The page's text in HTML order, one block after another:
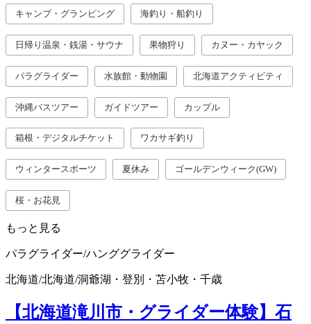
キャンプ・グランピング 海釣り・船釣り
日帰り温泉・銭湯・サウナ 果物狩り カヌー・カヤック
パラグライダー 水族館・動物園 北海道アクティビティ
沖縄バスツアー ガイドツアー カップル
箱根・デジタルチケット ワカサギ釣り
ウィンタースポーツ 夏休み ゴールデンウィーク(GW)
桜・お花見
もっと見る
パラグライダー/ハンググライダー
北海道/北海道/洞爺湖・登別・苫小牧・千歳
【北海道滝川市・グライダー体験】石